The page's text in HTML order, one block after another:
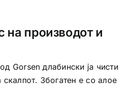
на производот и
Gorsen длабински ја чисти
Збогатен е со алое